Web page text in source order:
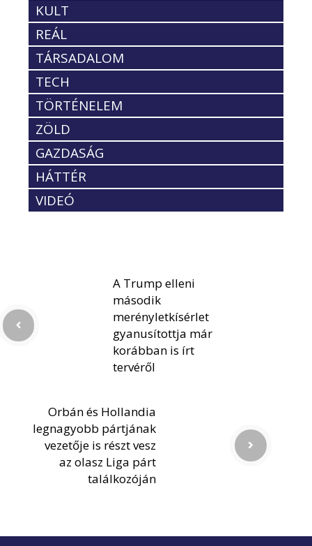
KULT
REÁL
TÁRSADALOM
TECH
TÖRTÉNELEM
ZÖLD
GAZDASÁG
HÁTTÉR
VIDEÓ
A Trump elleni
második
merényletkísérlet
gyanusítottja már
korábban is írt
tervéről
Orbán és Hollandia
legnagyobb pártjának
vezetője is részt vesz
az olasz Liga párt
találkozóján